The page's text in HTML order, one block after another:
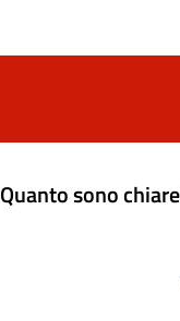
Quanto sono